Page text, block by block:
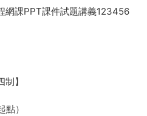
課PPT課件試題講義123456
】
）